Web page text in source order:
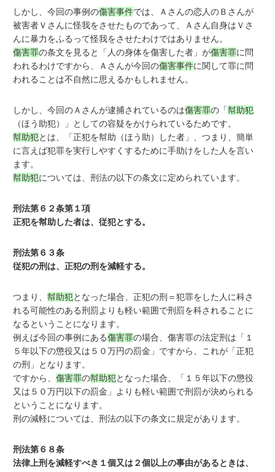
しかし、今回の事例の傷害事件では、Ａさんの恋人のＢさんが
被害者Ｖさんに怪我をさせたものであって、Ａさん自身はＶさ
んに暴力をふるって怪我をさせたわけではありません。
傷害罪の条文を見ると「人の身体を傷害した者」が傷害罪に問
われるわけですから、Ａさんが今回の傷害事件に関して罪に問
われることは不自然に思えるかもしれません。
しかし、今回のＡさんが逮捕されているのは傷害罪の「幇助犯
（ほう助犯）」としての容疑をかけられているためです。
幇助犯とは、「正犯を幇助（ほう助）した者」、つまり、簡単
に言えば犯罪を実行しやすくするために手助けをした人を言い
ます。
幇助犯については、刑法の以下の条文に定められています。
刑法第６２条第１項
正犯を幇助した者は、従犯とする。
刑法第６３条
従犯の刑は、正犯の刑を減軽する。
つまり、幇助犯となった場合、正犯の刑＝犯罪をした人に科さ
れる可能性のある刑罰よりも軽い範囲で刑罰を科されることに
なるということになります。
例えば今回の事例にある傷害罪の場合、傷害罪の法定刑は「１
５年以下の懲役又は５０万円の罰金」ですから、これが「正犯
の刑」となります。
ですから、傷害罪の幇助犯となった場合、「１５年以下の懲役
又は５０万円以下の罰金」よりも軽い範囲で刑罰が決められる
ということになります。
刑の減軽については、刑法の以下の条文に規定があります。
刑法第６８条
法律上刑を減軽すべき１個又は２個以上の事由があるときは、